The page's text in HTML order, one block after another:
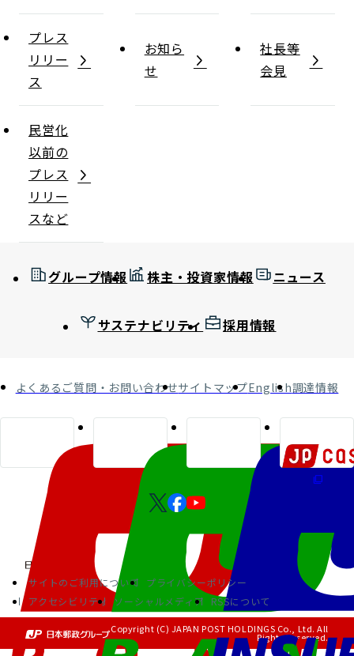
プレス
リリー
ス
お知ら
せ
社長等
会見
民営化
以前の
プレス
リリー
スなど
グループ情報 株主・投資家情報 ニュース
サステナビリティ 採用情報
よくあるご質問・お問い合わせサイトマップEnglish調達情報
サイトのご利用について
プライバシーポリシー
アクセシビリティ
ソーシャルメディア RSSについて
Copyright (C) JAPAN POST HOLDINGS Co., Ltd. All
Rights Reserved.